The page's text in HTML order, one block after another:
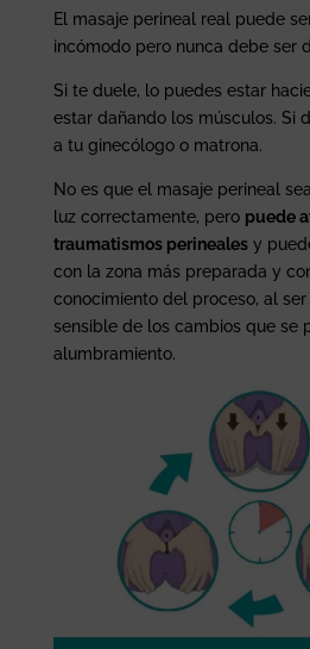
El masaje perineal real puede
incómodo pero nunca debe ser
Si te duele, lo puedes estar
estar dañando los músculos. Si
a tu ginecólogo o matrona.
No es que el masaje perineal
luz correctamente, pero puede
traumatismos perinealesy
con la zona más preparada y
conocimiento del proceso, al
sensible de los cambios que se
alumbramiento.